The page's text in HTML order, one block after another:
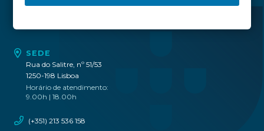
SEDE
Rua do Salitre, nº 51/53
1250-198 Lisboa
Horário de atendimento:
9.00h | 18.00h
(+351) 213 536 158